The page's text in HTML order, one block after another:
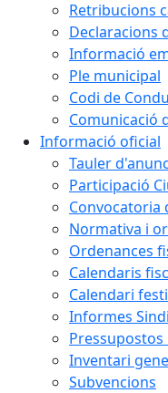
Retribucions
Declaracions
Informació
Ple municipal
Codi de
Comunicació
Informació oficial
Tauler
Participació
Convocatoria
Normativa i
Ordenances
Calendaris
Calendari
Informes
Inventari
Subvencions